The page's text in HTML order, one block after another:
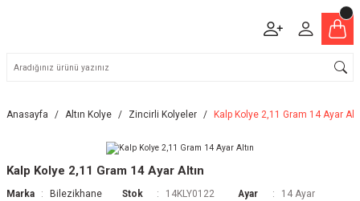
Anasayfa Altın Kolye Zincirli Kolyeler Kalp Kolye 2,11 Gram 14 Ayar
Kalp Kolye 2,11 Gram 14 Ayar Altın
Marka Bilezikhane
Stok
14KLY0122 Ayar 14 Ayar